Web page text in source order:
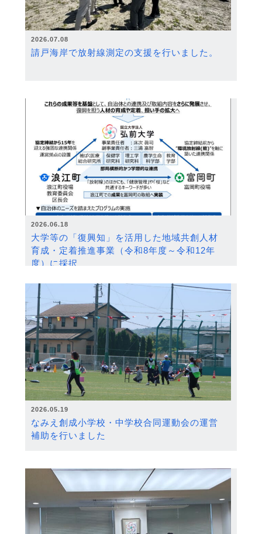
2026.07.08
請戸海岸で放射線測定の支援を行いました。
2026.06.18
大学等の「復興知」を活用した地域共創人材
育成・定着推進事業（令和8年度～令和12年
度）に採択
2026.05.19
なみえ創成小学校・中学校合同運動会の運営
補助を行いました